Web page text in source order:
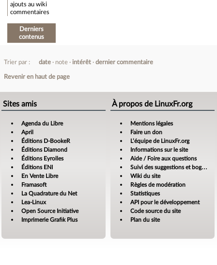
ajouts au wiki
commentaires
Derniers
contenus
Trier par : date note intérêt dernier commentaire
Revenir en haut de page
Sites amis
Agenda du Libre
April
Éditions D-BookeR
Éditions Diamond
Éditions Eyrolles
Éditions ENI
En Vente Libre
Framasoft
La Quadrature du Net
Lea-Linux
Open Source Initiative
Imprimerie Grafik Plus
À propos de LinuxFr.org
Mentions légales
Faire un don
L’équipe de LinuxFr.org
Informations sur le site
Aide / Foire aux questions
Suivi des suggestions et bogues
Wiki du site
Règles de modération
Statistiques
API pour le développement
Code source du site
Plan du site